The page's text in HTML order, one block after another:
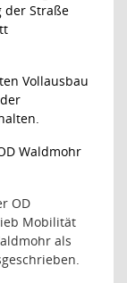
der Straße
Vollausbau
Waldmohr
OD
Mobilität
als